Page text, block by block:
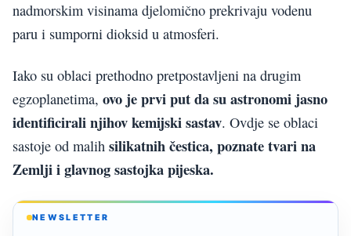
nadmorskim visinama djelomično prekrivaju vodenu
paru i sumporni dioksid u atmosferi.
Iako su oblaci prethodno pretpostavljeni na drugim
egzoplanetima, ovo je prvi put da su astronomi jasno
identificirali njihov kemijski sastav. Ovdje se oblaci
sastoje od malih silikatnih čestica, poznate tvari na
Zemlji i glavnog sastojka pijeska.
NEWSLETTER